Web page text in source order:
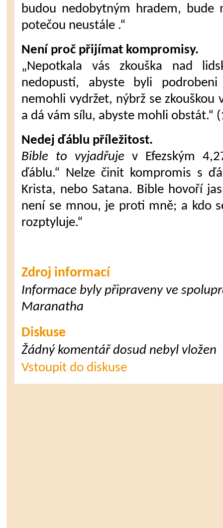
budou nedobytným hradem, bude
potečou neustále .“
Není proč přijímat kompromisy.
„Nepotkala vás zkouška nad
nedopustí, abyste byli
nemohli vydržet, nýbrž se zkouškou
a dá vám sílu, abyste mohli obstát.“
Nedej ďáblu příležitost.
Bible to vyjadřuje v Efezským
ďáblu.“ Nelze činit kompromis s
Krista, nebo Satana. Bible hovoří
není se mnou, je proti mně; a kdo
rozptyluje.“
Zdroj informací
Informace byly připraveny ve
Maranatha
Diskuse
Žádný komentář dosud nebyl vložen
Vstoupit do diskuse